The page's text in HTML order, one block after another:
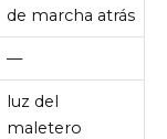
de marcha atrás
—
luz del
maletero